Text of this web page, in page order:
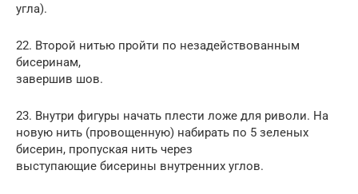
угла).
22. Второй нитью пройти по незадействованным
бисеринам,
завершив шов.
23. Внутри фигуры начать плести ложе для риволи. На
новую нить (провощенную) набирать по 5 зеленых
бисерин, пропуская нить через
выступающие бисерины внутренних углов.